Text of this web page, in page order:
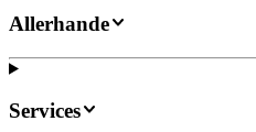
Allerhande
Services